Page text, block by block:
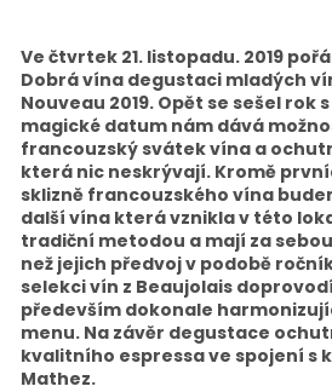
Ve čtvrtek 21. listopadu. 2019
Dobrá vína degustaci mladých
Nouveau 2019. Opět se sešel rok
magické datum nám dává
francouzský svátek vína a
která nic neskrývají. Kromě
sklizně francouzského vína
další vína která vznikla v této
tradiční metodou a mají za
než jejich předvoj v podobě
selekci vín z Beaujolais
především dokonale
menu. Na závěr degustace
kvalitního espressa ve spojení s
Mathez.